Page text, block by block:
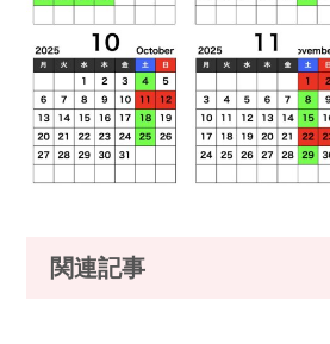
関連記事